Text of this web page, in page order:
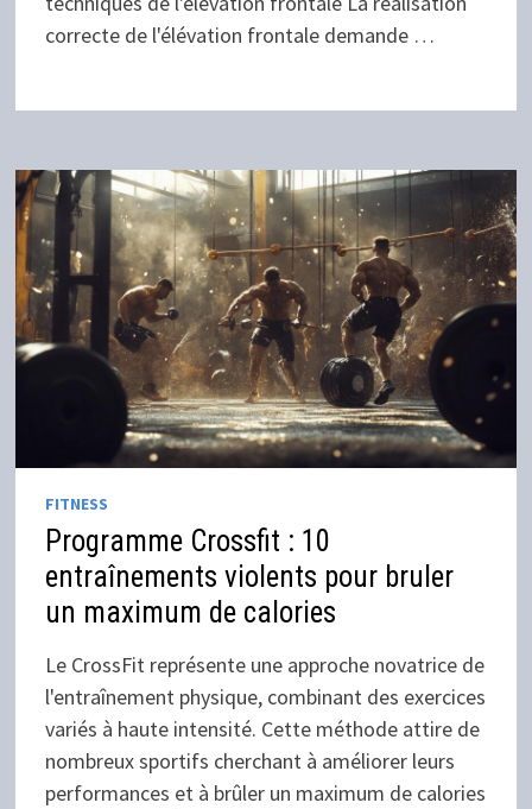
correcte de l'élévation frontale demande …
FITNESS
Programme Crossfit : 10
entraînements violents pour bruler
un maximum de calories
Le CrossFit représente une approche novatrice de
l'entraînement physique, combinant des exercices
variés à haute intensité. Cette méthode attire de
nombreux sportifs cherchant à améliorer leurs
performances et à brûler un maximum de calories